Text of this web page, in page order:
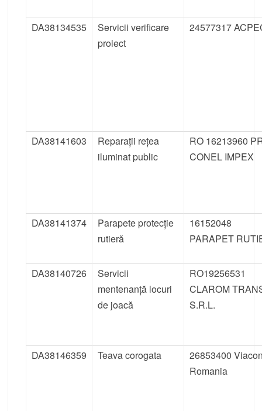
DA38134535
Servicii verificare
proiect
24577317
DA38141603
Reparații rețea
iluminat public
RO 16213960
CONEL IMPEX
DA38141374
Parapete protecție
rutieră
16152048
PARAPET
DA38140726
Servicii
mentenanță locuri
de joacă
RO19256531
CLAROM
S.R.L.
DA38146359 Teava corogata
26853400
Romania